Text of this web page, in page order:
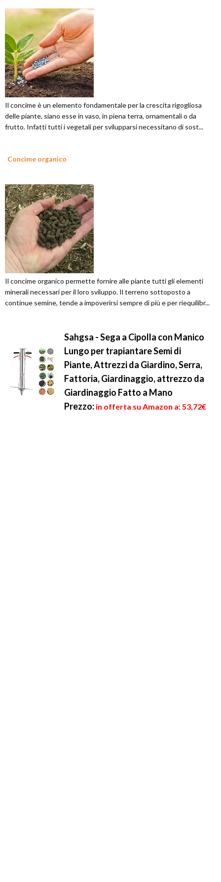
Il concime è un elemento fondamentale per la crescita rigogliosa
delle piante, siano esse in vaso, in piena terra, ornamentali o da
frutto. Infatti tutti i vegetali per svilupparsi necessitano di sost...
Concime organico
Il concime organico permette fornire alle piante tutti gli elementi
minerali necessari per il loro sviluppo. Il terreno sottoposto a
continue semine, tende a impoverirsi sempre di più e per riequilibr...
Sahgsa - Sega a Cipolla con Manico
Lungo per trapiantare Semi di
Piante, Attrezzi da Giardino, Serra,
Fattoria, Giardinaggio, attrezzo da
Giardinaggio Fatto a Mano
Prezzo: in offerta su Amazon a: 53,72€